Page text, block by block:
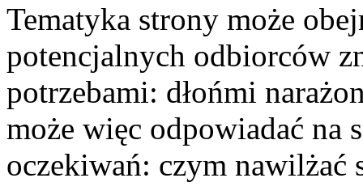
Tematyka strony może
potencjalnych odbiorców
potrzebami: dłońmi
może więc odpowiadać na
oczekiwań: czym nawilżać